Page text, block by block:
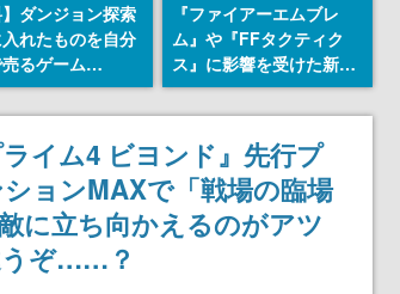
】ダンジョン探索
れたものを自分
るゲーム
』が
て無料配布中！
Moonlighter 2』
日正式リリースを
キャンペーン
『ファイアーエムブレ
ム』や『FFタクティク
ス』に影響を受けた新作
戦略RPG『Beaten
Path』2027年に発売
へ。PC（Steam）、
PS5、Xbox、Switch向
けにリリース予定
イム4 ビヨンド』先行プ
ョンMAXで「戦場の臨場
に立ち向かえるのがアツ
うぞ……？